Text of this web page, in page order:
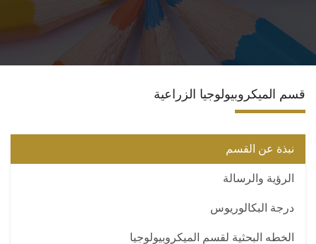
المراكز والوحدات
قسم الميكروبيولوجيا الزراعية
نبذة عن القسم
الرؤية والرسالة
درجة البكالوريوس
الخطه البحثية لقسم الميكروبيولوجيا